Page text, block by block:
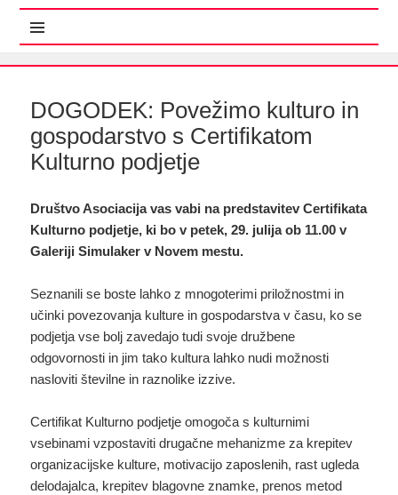
DOGODEK: Povežimo kulturo in
gospodarstvo s Certifikatom
Kulturno podjetje
Društvo Asociacija vas vabi na predstavitev Certifikata
Kulturno podjetje, ki bo v petek, 29. julija ob 11.00 v
Galeriji Simulaker v Novem mestu.
Seznanili se boste lahko z mnogoterimi priložnostmi in
učinki povezovanja kulture in gospodarstva v času, ko se
podjetja vse bolj zavedajo tudi svoje družbene
odgovornosti in jim tako kultura lahko nudi možnosti
nasloviti številne in raznolike izzive.
Certifikat Kulturno podjetje omogoča s kulturnimi
vsebinami vzpostaviti drugačne mehanizme za krepitev
organizacijske kulture, motivacijo zaposlenih, rast ugleda
delodajalca, krepitev blagovne znamke, prenos metod